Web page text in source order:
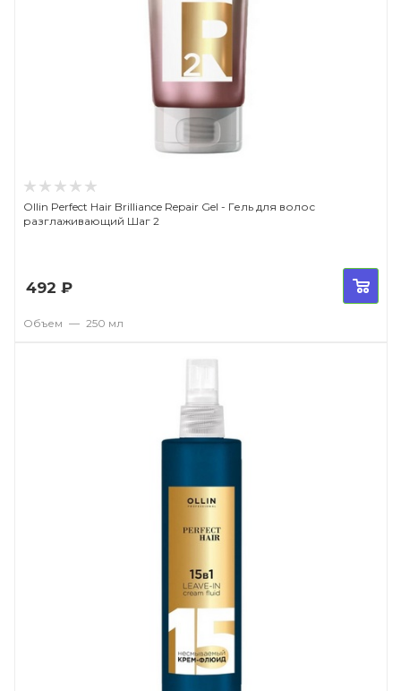
Ollin Perfect Hair Brilliance Repair Gel - Гель для волос
разглаживающий Шаг 2
492 ₽
Объем — 250 мл